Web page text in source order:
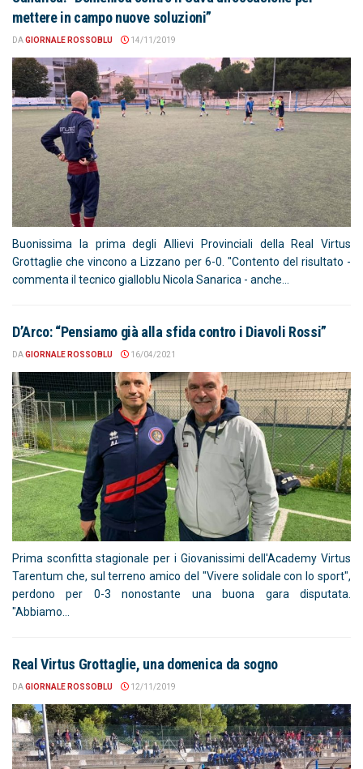
mettere in campo nuove soluzioni”
DAGIORNALE ROSSOBLU 14/11/2019
Buonissima la prima degli Allievi Provinciali della Real Virtus
Grottaglie che vincono a Lizzano per 6-0. "Contento del risultato -
commenta il tecnico gialloblu Nicola Sanarica - anche...
D’Arco: “Pensiamo già alla sfida contro i Diavoli Rossi”
DAGIORNALE ROSSOBLU 16/04/2021
Prima sconfitta stagionale per i Giovanissimi dell'Academy Virtus
Tarentum che, sul terreno amico del "Vivere solidale con lo sport",
perdono per 0-3 nonostante una buona gara disputata.
"Abbiamo...
Real Virtus Grottaglie, una domenica da sogno
DAGIORNALE ROSSOBLU 12/11/2019